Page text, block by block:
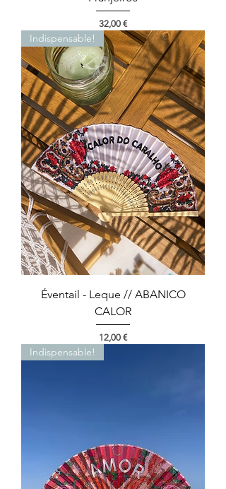
Preço
32,00 €
Indispensable!
Éventail - Leque // ABANICO
CALOR
Preço
12,00 €
Indispensable!